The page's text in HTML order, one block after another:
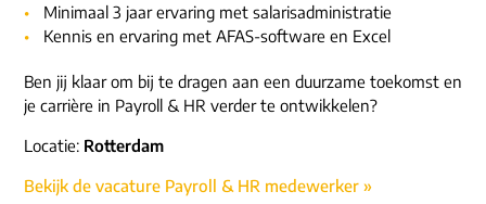
Minimaal 3 jaar ervaring met salarisadministratie
Kennis en ervaring met AFAS-software en Excel
Ben jij klaar om bij te dragen aan een duurzame toekomst en
je carrière in Payroll & HR verder te ontwikkelen?
Locatie: Rotterdam
Bekijk de vacature Payroll & HR medewerker »